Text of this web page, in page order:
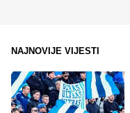
NAJNOVIJE VIJESTI